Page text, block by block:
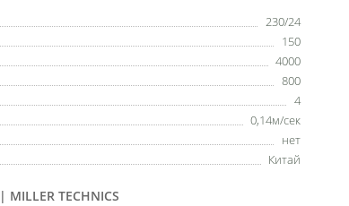
230/24
150
4000
800
4
0,14м/сек
нет
Китай
TECHNICS